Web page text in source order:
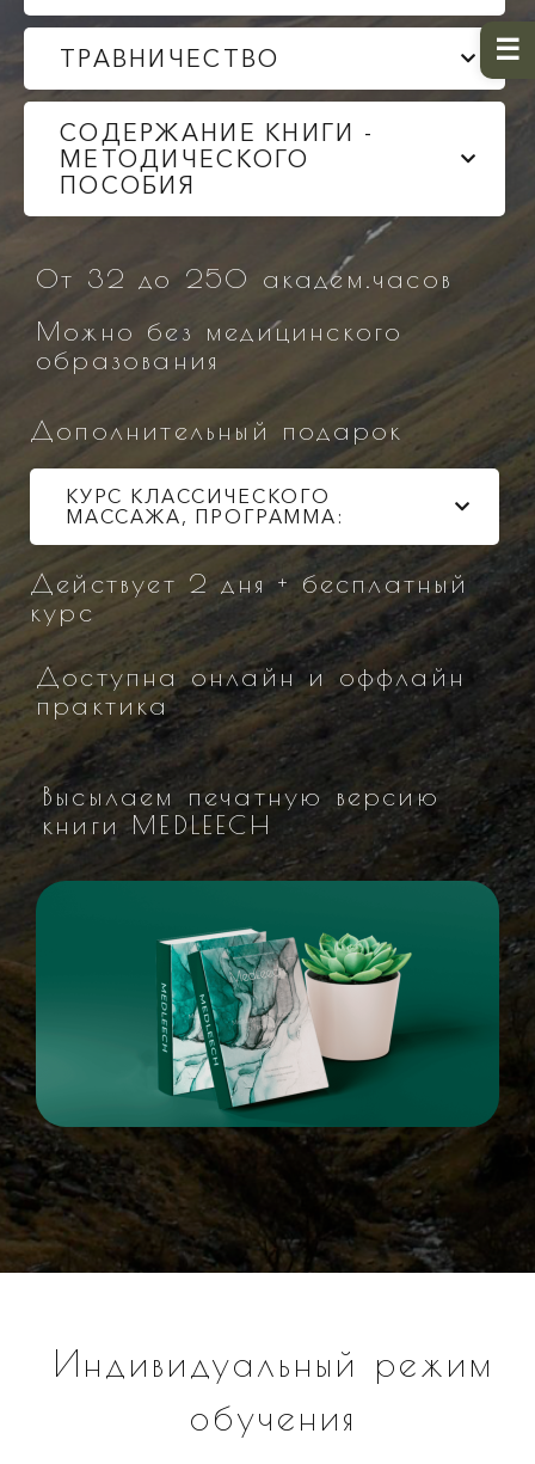
ТРАВНИЧЕСТВО
СОДЕРЖАНИЕ КНИГИ -
МЕТОДИЧЕСКОГО
ПОСОБИЯ
От 32 до 250 академ.часов
Можно без медицинского
образования
Дополнительный подарок
КУРС КЛАССИЧЕСКОГО
МАССАЖА, ПРОГРАММА:
Действует 2 дня + бесплатный
курс
Доступна онлайн и оффлайн
практика
Высылаем печатную версию
книги MEDLEECH
Индивидуальный режим
обучения